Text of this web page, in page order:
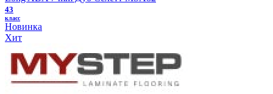
43
класс
Новинка
Хит